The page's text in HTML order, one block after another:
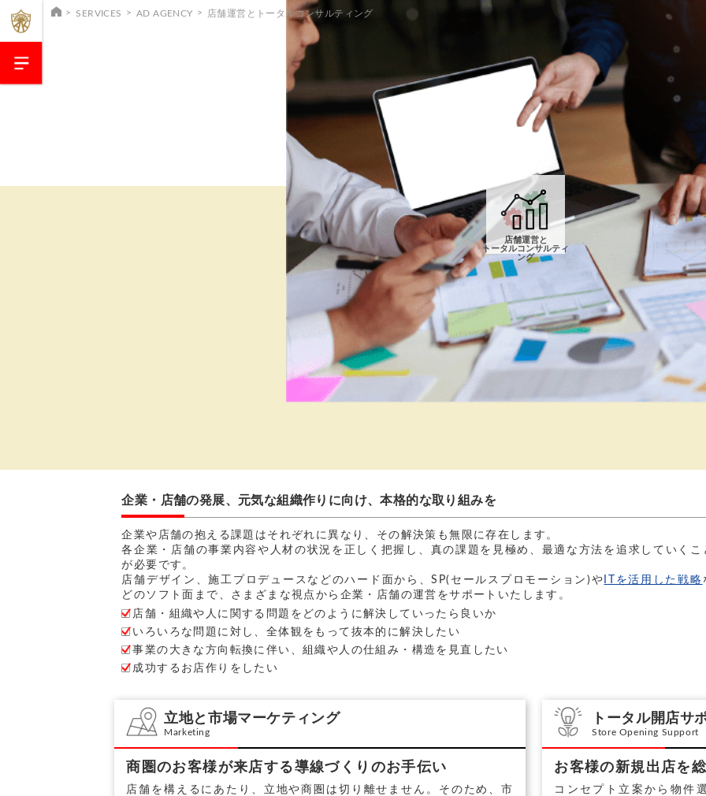
SERVICES AD AGENCY 店舗運営とトータルコンサルティング
店舗運営と
トータルコンサルティ
ング
企業・店舗の発展、元気な組織作りに向け、本格的な取り組みを
企業や店舗の抱える課題はそれぞれに異なり、その解決策も無限に存在します。
各企業・店舗の事業内容や人材の状況を正しく把握し、真の課題を見極め、最適な方法を追求していくこ
が必要です。
店舗デザイン、施工プロデュースなどのハード面から、SP(セールスプロモーション)や
ITを活用した戦略
どのソフト面まで、さまざまな視点から企業・店舗の運営をサポートいたします。
店舗・組織や人に関する問題をどのように解決していったら良いか
いろいろな問題に対し、全体観をもって抜本的に解決したい
事業の大きな方向転換に伴い、組織や人の仕組み・構造を見直したい
成功するお店作りをしたい
立地と市場マーケティング
Marketing
商圏のお客様が来店する導線づくりのお手伝い
店舗を構えるにあたり、立地や商圏は切り離せません。そのため、市
トータル開店サ
Store Opening Support
お客様の新規出店を
コンセプト立案から物件